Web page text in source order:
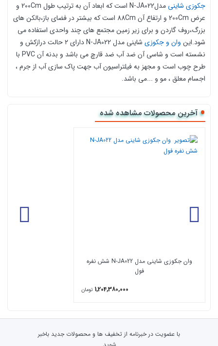
جکوزی شاینی مدلN-JA022 است که ابعاد آن
به ترتیب طول 200Cm و
عرض 200Cm و ارتفاع آن 88Cm است که بیشتر در
فضای باز،بالکن های
بزرگ،روف گاردن و برای زیر زمین مجتمع های چند واحدی استفاده می
شود.این وان و جکوزی شاینی مدلN-JA022
دارای ۲ حالت درازکش و
نشسته است و شاسی آن
ضد آب ضد قارچ می باشد و بدنه آن PVC با
طرح چوب است و مجهز به فیلتراسیون آب جهت پاک سازی آب از جرم ،
اجسام معلق ، مو و ...می باشد.
دارای 18 مینی جت ماساژور
یک پمپ هوای ۱.۲ اسب بخار
مجهز به هیتر جهت گرم کردن و گرم نگه داشتن آب
آخرین محصولات مشاهده شده
وان جکوزی شاینی مدل N-JA022 شش نفره
فول
1,204,380,000 تومان
با عضویت در خبرنامه از تخفیف ها و محصولات جدید باخبر